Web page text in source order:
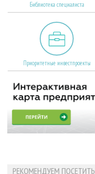
Библиотека специалиста
Приоритетные инвестпроекты
РЕКОМЕНДУЕМ ПОСЕТИТЬ